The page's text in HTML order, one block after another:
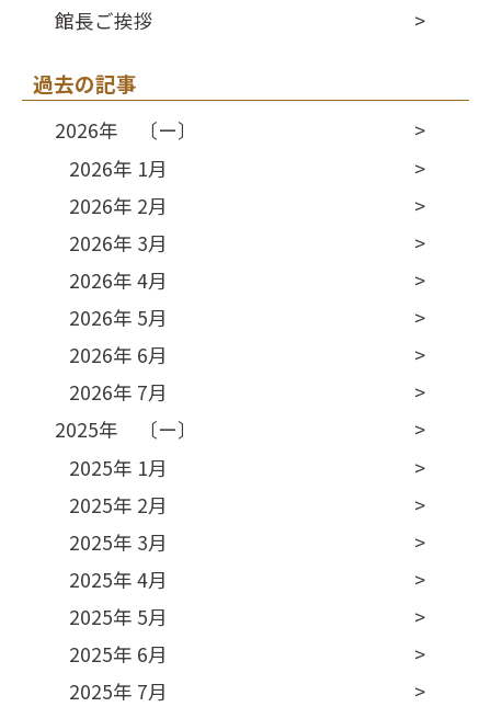
館長ご挨拶
過去の記事
2026年 〔ー〕
2026年 1月
2026年 2月
2026年 3月
2026年 4月
2026年 5月
2026年 6月
2026年 7月
2025年 〔ー〕
2025年 1月
2025年 2月
2025年 3月
2025年 4月
2025年 5月
2025年 6月
2025年 7月